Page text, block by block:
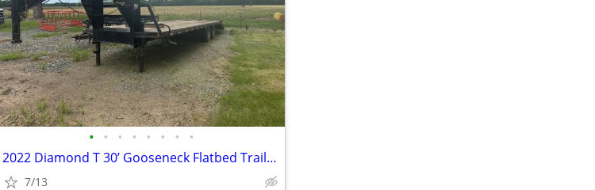
• • • • • • • •
2022 Diamond T 30’ Gooseneck Flatbed Trailer (10230DTF) - 24K GVWR
7/13